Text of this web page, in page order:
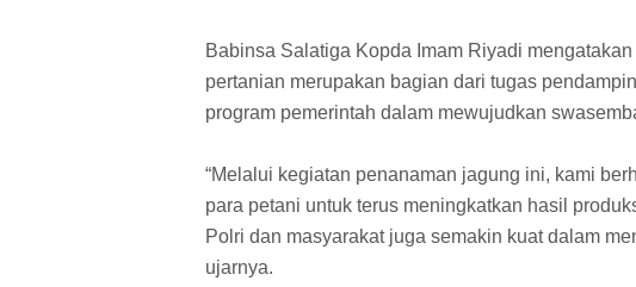
Babinsa Salatiga Kopda Imam Riyadi
pertanian merupakan bagian dari tugas
program pemerintah dalam mewujudkan
“Melalui kegiatan penanaman jagung ini, kami
para petani untuk terus meningkatkan hasil
Polri dan masyarakat juga semakin kuat dalam
ujarnya.